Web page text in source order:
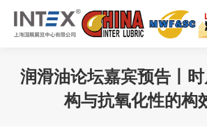
润滑油论坛嘉宾预告丨时
构与抗氧化性的构